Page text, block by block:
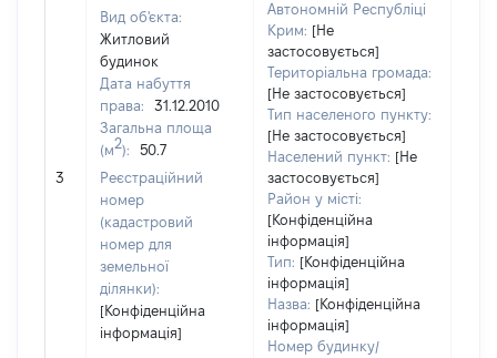
3
Вид об'єкта:
Житловий
будинок
Дата набуття
права:
31.12.2010
Загальна площа
(м2):
50.7
Реєстраційний
номер
(кадастровий
номер для
земельної
ділянки):
[Конфіденційна
інформація]
Автономній Республіці
Крим: [Не
застосовується]
Територіальна громада:
[Не застосовується]
Тип населеного пункту:
[Не застосовується]
Населений пункт: [Не
застосовується]
Район у місті:
[Конфіденційна
інформація]
Тип: [Конфіденційна
інформація]
Назва: [Конфіденційна
інформація]
Номер будинку/